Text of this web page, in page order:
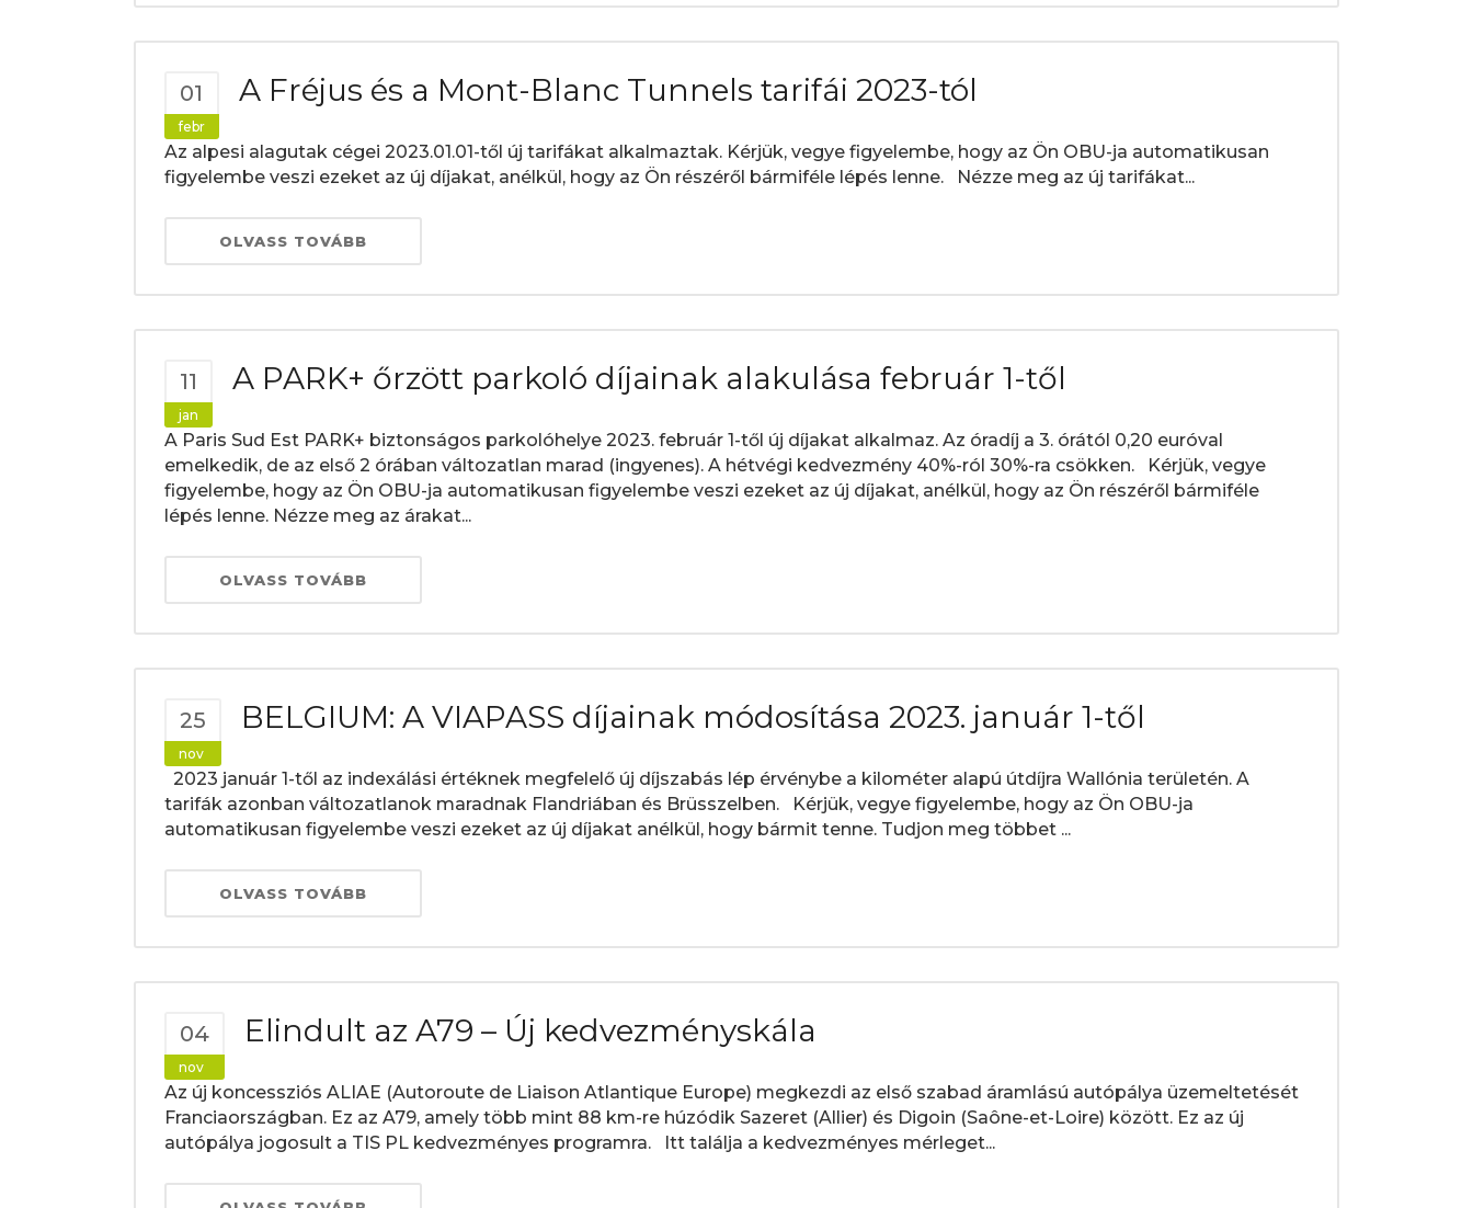
01
febr
A Fréjus és a Mont-Blanc Tunnels tarifái 2023-tól
Az alpesi alagutak cégei 2023.01.01-től új tarifákat alkalmaztak. Kérjük, vegye figyelembe, hogy az Ön OBU-ja automatikusan
figyelembe veszi ezeket az új díjakat, anélkül, hogy az Ön részéről bármiféle lépés lenne. Nézze meg az új tarifákat...
OLVASS TOVÁBB
11
jan
A PARK+ őrzött parkoló díjainak alakulása február 1-től
A Paris Sud Est PARK+ biztonságos parkolóhelye 2023. február 1-től új díjakat alkalmaz. Az óradíj a 3. órától 0,20 euróval
emelkedik, de az első 2 órában változatlan marad (ingyenes). A hétvégi kedvezmény 40%-ról 30%-ra csökken. Kérjük, vegye
figyelembe, hogy az Ön OBU-ja automatikusan figyelembe veszi ezeket az új díjakat, anélkül, hogy az Ön részéről bármiféle
lépés lenne. Nézze meg az árakat...
OLVASS TOVÁBB
25
nov
BELGIUM: A VIAPASS díjainak módosítása 2023. január 1-től
2023 január 1-től az indexálási értéknek megfelelő új díjszabás lép érvénybe a kilométer alapú útdíjra Wallónia területén. A
tarifák azonban változatlanok maradnak Flandriában és Brüsszelben. Kérjük, vegye figyelembe, hogy az Ön OBU-ja
automatikusan figyelembe veszi ezeket az új díjakat anélkül, hogy bármit tenne. Tudjon meg többet ...
OLVASS TOVÁBB
04
nov
Elindult az A79 – Új kedvezményskála
Az új koncessziós ALIAE (Autoroute de Liaison Atlantique Europe) megkezdi az első szabad áramlású autópálya üzemeltetését
Franciaországban. Ez az A79, amely több mint 88 km-re húzódik Sazeret (Allier) és Digoin (Saône-et-Loire) között. Ez az új
autópálya jogosult a TIS PL kedvezményes programra. Itt találja a kedvezményes mérleget...